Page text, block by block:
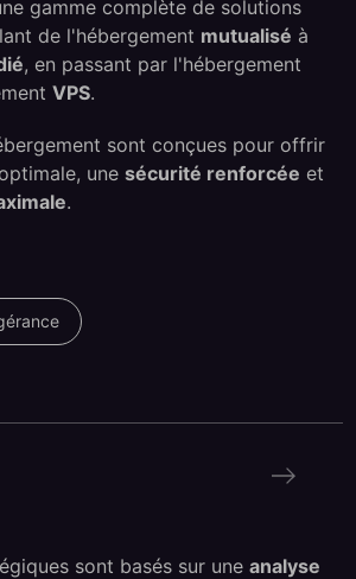
gamme complète de solutions
de l'hébergement mutualisé à
, en passant par l'hébergement
VPS.
sont conçues pour offrir
unesécurité renforcée et
.
sont basés sur uneanalyse